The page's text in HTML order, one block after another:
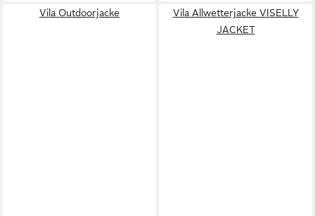
Vila Outdoorjacke
Vila Allwetterjacke VISELLY
JACKET